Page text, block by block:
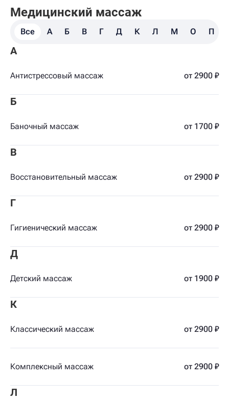
Медицинский массаж
Все А Б В Г Д К Л М О П
А
Антистрессовый массаж от 2900 ₽
Б
Баночный массаж от 1700 ₽
В
Восстановительный массаж от 2900 ₽
Г
Гигиенический массаж от 2900 ₽
Д
Детский массаж от 1900 ₽
К
Классический массаж от 2900 ₽
Комплексный массаж от 2900 ₽
Л